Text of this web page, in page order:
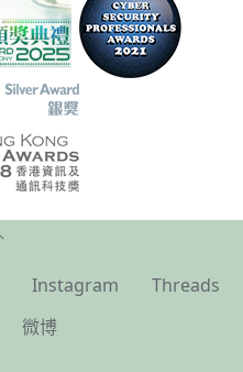
Instagram
Threads
微博